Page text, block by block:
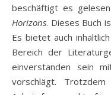
beschäftigt es
Horizons. Dieses Buch
Es bietet auch
Bereich der
einverstanden sein
vorschlägt.